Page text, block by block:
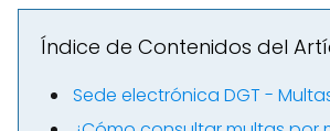
Índice de Contenidos del
Sede electrónica DGT -